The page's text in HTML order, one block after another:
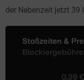
der Nebenzeit jetzt 39